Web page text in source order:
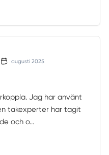
augusti 2025
Jag har använt
takexperter har tagit
och o...